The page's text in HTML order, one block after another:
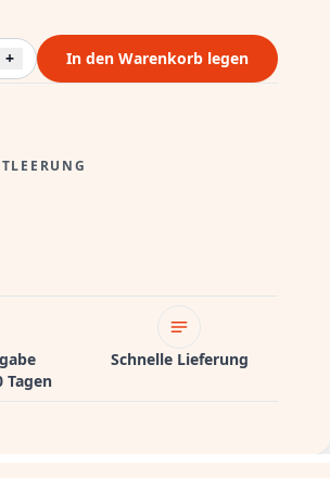
+ In den Warenkorb legen
Tagen
Schnelle Lieferung